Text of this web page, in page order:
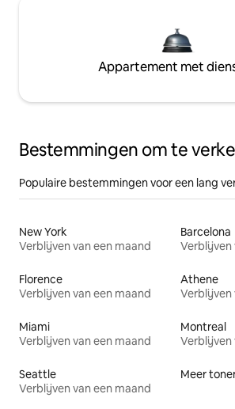
Appartement met
Bestemmingen om te
Populaire bestemmingen voor een lang
New York
Verblijven van een maand
Barcelona
Verblijven
Florence
Verblijven van een maand
Athene
Verblijven
Miami
Verblijven van een maand
Montreal
Verblijven
Seattle
Verblijven van een maand
Meer